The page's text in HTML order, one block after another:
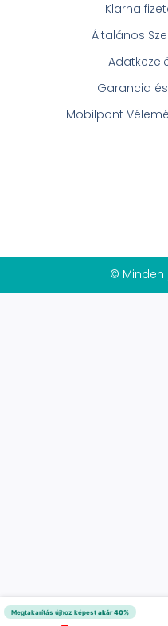
Megtakarítás újhoz képest akár 40%
Klarna
Általános
Garancia
Mobilpont
© Minden